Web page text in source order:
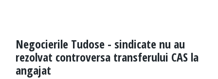
Negocierile Tudose - sindicate nu au
rezolvat controversa transferului CAS la
angajat